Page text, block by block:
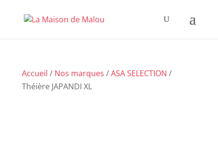
Accueil / Nos marques /ASA SELECTION /
Théière JAPANDI XL